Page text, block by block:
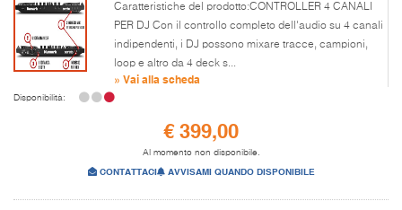
Caratteristiche del prodotto:CONTROLLER 4 CANALI
PER DJ Con il controllo completo dell'audio su 4 canali
indipendenti, i DJ possono mixare tracce, campioni,
loop e altro da 4 deck s...
» Vai alla scheda
Disponibilità:
€ 399,00
Al momento non disponibile.
CONTATTACI AVVISAMI QUANDO DISPONIBILE